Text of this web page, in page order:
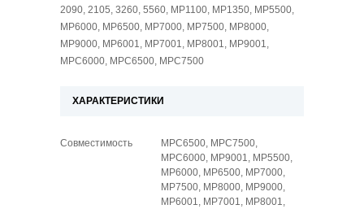
2090, 2105, 3260, 5560, MP1100, MP1350, MP5500,
MP6000, MP6500, MP7000, MP7500, MP8000,
MP9000, MP6001, MP7001, MP8001, MP9001,
MPC6000, MPC6500, MPC7500
ХАРАКТЕРИСТИКИ
Совместимость
MPC6500, MPC7500,
MPC6000, MP9001, MP5500,
MP6000, MP6500, MP7000,
MP7500, MP8000, MP9000,
MP6001, MP7001, MP8001,